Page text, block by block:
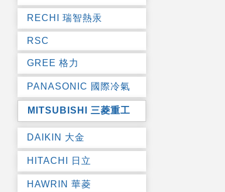
RECHI 瑞智熱汞
RSC
GREE 格力
PANASONIC 國際冷氣
MITSUBISHI 三菱重工
DAIKIN 大金
HITACHI 日立
HAWRIN 華菱